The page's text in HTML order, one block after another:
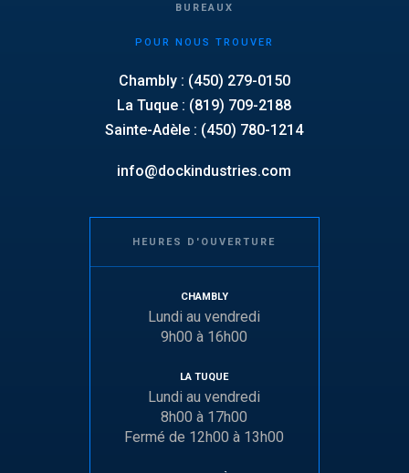
BUREAUX
POUR NOUS TROUVER
Chambly : (450) 279-0150
La Tuque : (819) 709-2188
Sainte-Adèle : (450) 780-1214
info@dockindustries.com
HEURES D'OUVERTURE
CHAMBLY
Lundi au vendredi
9h00 à 16h00
LA TUQUE
Lundi au vendredi
8h00 à 17h00
Fermé de 12h00 à 13h00